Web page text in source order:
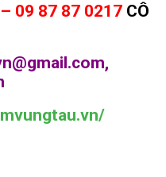
09 87 87 0217 CÔ